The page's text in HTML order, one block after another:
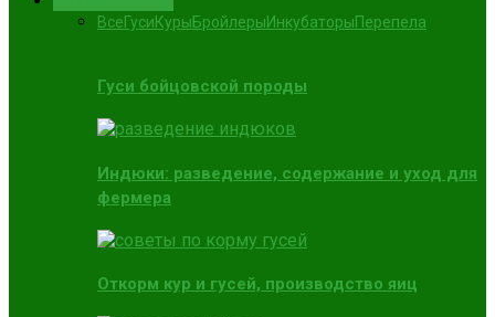
ВсеГусиКурыБройлерыИнкубаторыПерепела
Гуси бойцовской породы
Индюки: разведение, содержание и уход для
фермера
Откорм кур и гусей, производство яиц